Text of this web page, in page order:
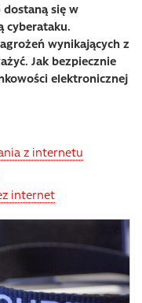
się w
cyberataku.
wynikających z
Jak bezpiecznie
elektronicznej
z internetu
internet